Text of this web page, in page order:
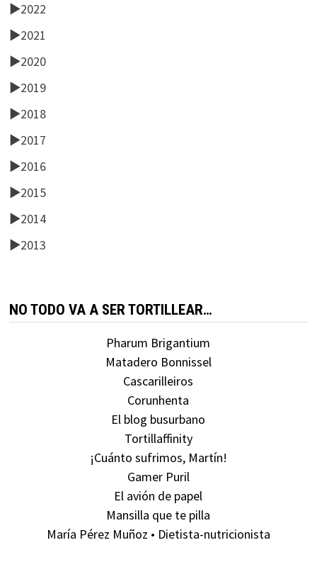
►2022
►2021
►2020
►2019
►2018
►2017
►2016
►2015
►2014
►2013
NO TODO VA A SER TORTILLEAR…
Pharum Brigantium
Matadero Bonnissel
Cascarilleiros
Corunhenta
El blog busurbano
Tortillaffinity
¡Cuánto sufrimos, Martín!
Gamer Puril
El avión de papel
Mansilla que te pilla
María Pérez Muñoz • Dietista-nutricionista